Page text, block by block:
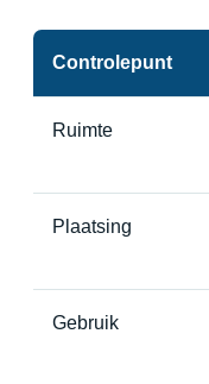
Controlepunt
Ruimte
Plaatsing
Gebruik